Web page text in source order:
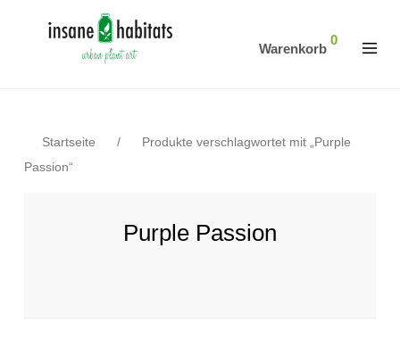
Warenkorb
0
Startseite /
Produkte verschlagwortet mit „Purple
Passion“
Purple Passion